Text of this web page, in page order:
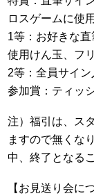
ロスゲームに使
1等：お好きな
使用けん玉、フ
2等：全員サイ
参加賞：ティッ
注）福引は、ス
ますので無くな
中、終了となる
【お見送り会に